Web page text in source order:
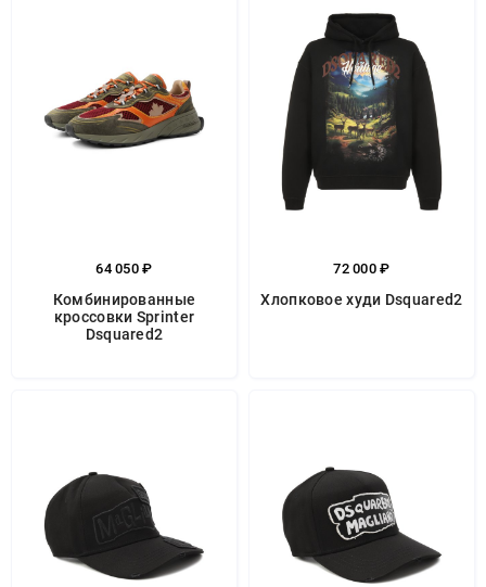
64 050 ₽
Комбинированные
кроссовки Sprinter
Dsquared2
72 000 ₽
Хлопковое худи Dsquared2